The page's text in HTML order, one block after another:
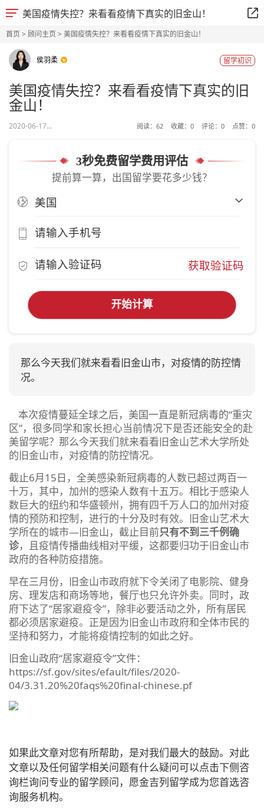
美国疫情失控？来看看疫情下真实的旧金山！
首页> 顾问主页> 美国疫情失控？来看看疫情下真实的旧金山！
侯羽柔 留学初识
美国疫情失控？来看看疫情下真实的旧
金山！
2020-06-17... 阅读： 62 收藏： 0 评论： 0 点赞： 0
3秒免费留学费用评估
提前算一算，出国留学要花多少钱？
获取验证码
开始计算
那么今天我们就来看看旧金山市，对疫情的防控情
况。
本次疫情蔓延全球之后，美国一直是新冠病毒的“重灾
区”，很多同学和家长担心当前情况下是否还能安全的赴
美留学呢？那么今天我们就来看看旧金山艺术大学所处
的旧金山市，对疫情的防控情况。
截止6月15日，全美感染新冠病毒的人数已超过两百一
十万，其中，加州的感染人数有十五万。相比于感染人
数巨大的纽约和华盛顿州，拥有四千万人口的加州对疫
情的预防和控制，进行的十分及时有效。旧金山艺术大
学所在的城市—旧金山，截止目前只有不到三千例确
诊，且疫情传播曲线相对平缓，这都要归功于旧金山市
政府的各种防疫措施。
早在三月份，旧金山市政府就下令关闭了电影院、健身
房、理发店和商场等地，餐厅也只允许外卖。同时，政
府下达了“居家避疫令”，除非必要活动之外，所有居民
都必须居家避疫。正是因为旧金山市政府和全体市民的
坚持和努力，才能将疫情控制的如此之好。
旧金山政府“居家避疫令”文件：
https://sf.gov/sites/efault/files/2020-
04/3.31.20%20faqs%20final-chinese.pf
如果此文章对您有所帮助，是对我们最大的鼓励。对此
文章以及任何留学相关问题有什么疑问可以点击下侧咨
询栏询问专业的留学顾问，愿金吉列留学成为您首选咨
询服务机构。